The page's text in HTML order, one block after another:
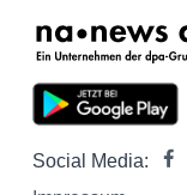
Social Media: